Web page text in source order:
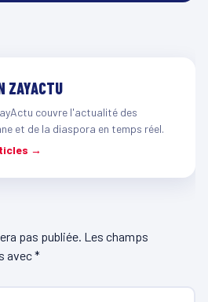
ZAYACTU
couvre l'actualité des
et de la diaspora en temps réel.
→
pas publiée. Les champs
avec*